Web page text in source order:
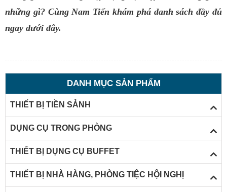
những gì? Cùng Nam Tiến khám phá danh sách đầy đủ
ngay dưới đây.
DANH MỤC SẢN PHẨM
THIẾT BỊ TIỀN SẢNH
DỤNG CỤ TRONG PHÒNG
THIẾT BỊ DỤNG CỤ BUFFET
THIẾT BỊ NHÀ HÀNG, PHÒNG TIỆC HỘI NGHỊ